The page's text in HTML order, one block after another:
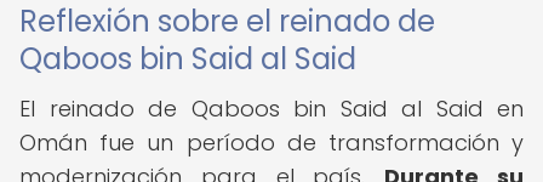
Reflexión sobre el reinado de
Qaboos bin Said al Said
El reinado de Qaboos bin Said al Said en
Omán fue un período de transformación y